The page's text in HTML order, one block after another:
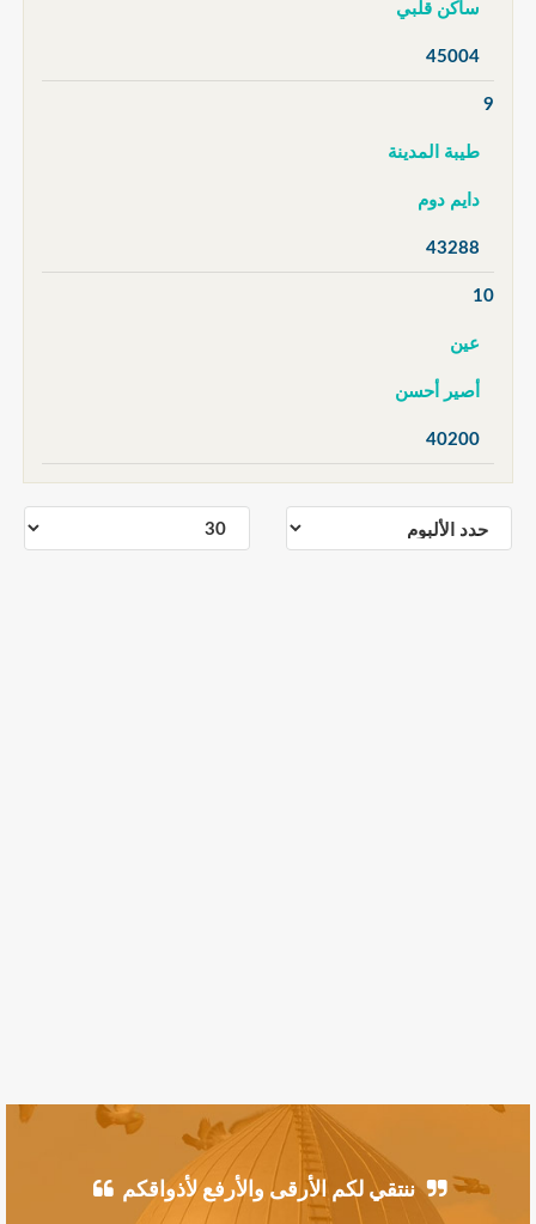
ساكن قلبي
45004
9
طيبة المدينة
دايم دوم
43288
10
عين
أصير أحسن
40200
ننتقي لكم الأرقى والأرفع لأذواقكم